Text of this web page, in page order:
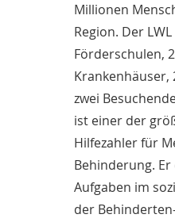
Millionen
Region. Der
Förderschulen,
Krankenhäuser,
zwei
ist einer der
Hilfezahler für
Behinderung.
Aufgaben im
der